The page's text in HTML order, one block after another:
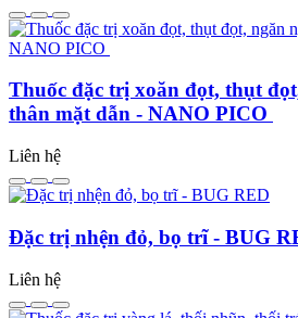
Thuốc đặc trị xoăn đọt, thụt
thân mặt dẫn - NANO PICO
Liên hệ
Đặc trị nhện đỏ, bọ trĩ - BUG
Liên hệ